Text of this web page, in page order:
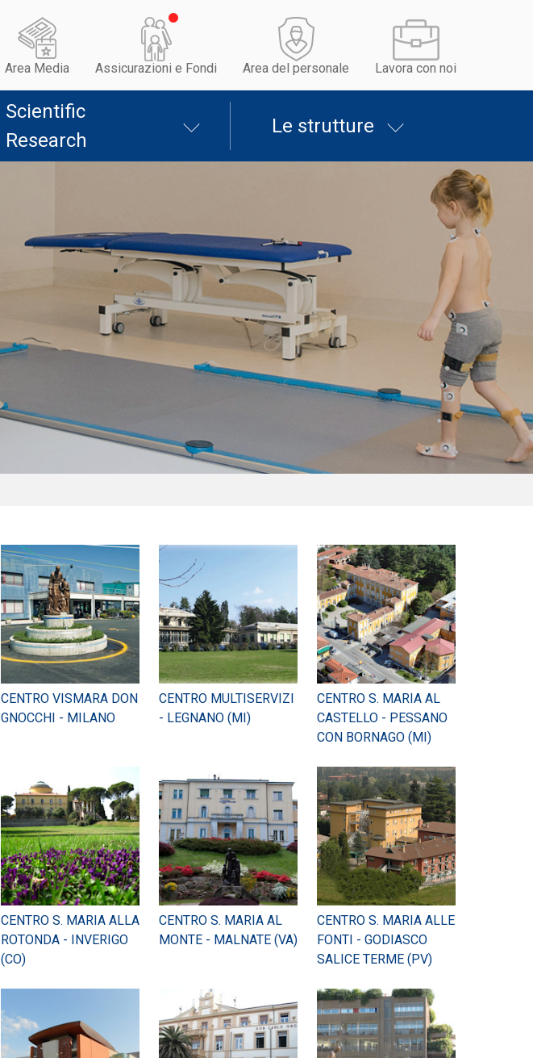
Area Media Assicurazioni e Fondi Area del personale Lavora con noi
Scientific
Research
Le strutture
CENTRO VISMARA DON
GNOCCHI - MILANO
CENTRO MULTISERVIZI
- LEGNANO (MI)
CENTRO S. MARIA AL
CASTELLO - PESSANO
CON BORNAGO (MI)
CENTRO S. MARIA ALLA
ROTONDA - INVERIGO
(CO)
CENTRO S. MARIA AL
MONTE - MALNATE (VA)
CENTRO S. MARIA ALLE
FONTI - GODIASCO
SALICE TERME (PV)